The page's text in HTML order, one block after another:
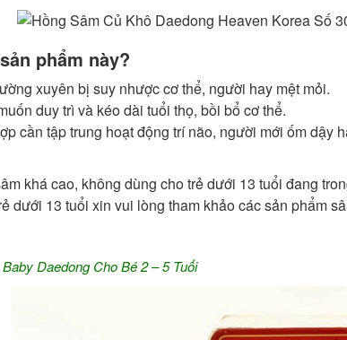
phẩm này?
xuyên bị suy nhược cơ thể, người hay mệt mỏi.
duy trì và kéo dài tuổi thọ, bồi bổ cơ thể.
cần tập trung hoạt động trí não, người mới ốm dậy
khá cao, không dùng cho trẻ dưới 13 tuổi đang
dưới 13 tuổi xin vui lòng tham khảo các sản phẩm
Daedong Cho Bé 2 – 5 Tuổi